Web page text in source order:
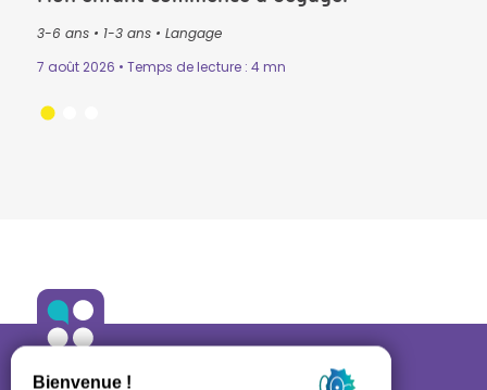
3-6 ans• 1-3 ans• Langage
7 août 2026 • Temps de lecture : 4 mn